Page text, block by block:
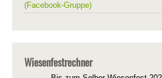
(Facebook-Gruppe)
Wiesenfestrechner